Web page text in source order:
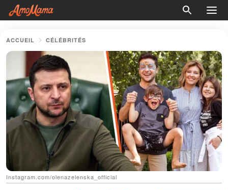
ACCUEIL CÉLÉBRITÉS
Instagram.com/olenazelenska_official